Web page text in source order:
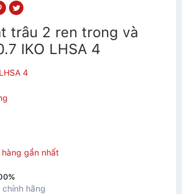
trâu 2 ren trong và
IKO LHSA 4
4
gần nhất
chính hãng